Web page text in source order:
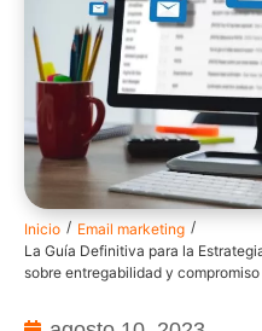
Inicio / Email marketing /
La Guía Definitiva para la
sobre entregabilidad y compromiso